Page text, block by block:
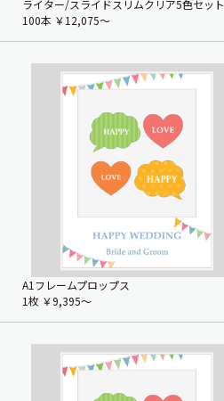
ライター/スライドスリムクリア5色セット
100本 ￥12,075〜
A1フレームプロップス
1枚 ￥9,395〜